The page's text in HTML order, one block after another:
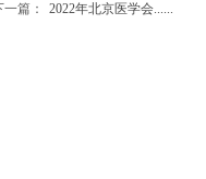
一篇：
2022年北京医学会......